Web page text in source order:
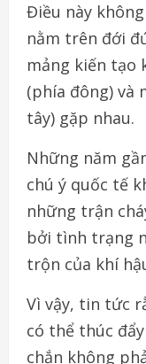
Điều này
nằm trên đới
mảng kiến tạo
(phía đông) và
tây) gặp nhau.
Những năm
chú ý quốc tế
những trận
bởi tình trạng
trộn của khí
Vì vậy, tin tức
có thể thúc
chắn không